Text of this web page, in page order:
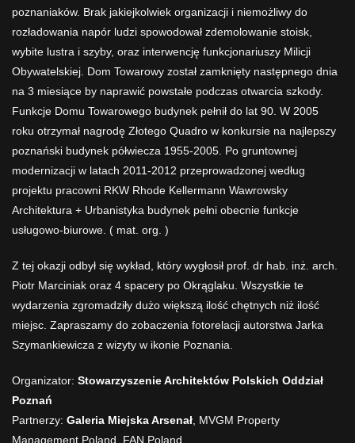
poznaniaków. Brak jakiejkolwiek organizacji i niemożliwy do
rozładowania napór ludzi spowodował zdemolowanie stoisk,
wybite lustra i szyby, oraz interwencję funkcjonariuszy Milicji
Obywatelskiej. Dom Towarowy został zamknięty następnego dnia
na 3 miesiące by naprawić powstałe podczas otwarcia szkody.
Funkcje Domu Towarowego budynek pełnił do lat 90. W 2005
roku otrzymał nagrodę Złotego Quadro w konkursie na najlepszy
poznański budynek półwiecza 1955-2005. Po gruntownej
modernizacji w latach 2011-2012 przeprowadzonej według
projektu pracowni RKW Rhode Kellermann Wawrowsky
Architektura + Urbanistyka budynek pełni obecnie funkcje
usługowo-biurowe. ( mat. org. )
Z tej okazji odbył się wykład, który wygłosił prof. dr hab. inż. arch.
Piotr Marciniak oraz 4 spacery po Okrąglaku. Wszystkie te
wydarzenia zgromadziły dużo większą ilość chętnych niż ilość
miejsc. Zapraszamy do zobaczenia fotorelacji autorstwa Jarka
Szymankiewicza z wizyty w ikonie Poznania.
Organizator: Stowarzyszenie Architektów Polskich Oddział
Poznań
Partnerzy: Galeria Miejska Arsenał , MVGM Property
Management Poland, FAN Poland.